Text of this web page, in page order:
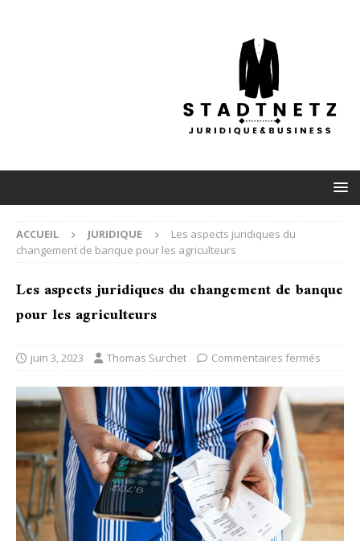
ACCUEIL JURIDIQUE
Les aspects juridiques du
changement de banque pour les agriculteurs
Les aspects juridiques du changement de banque
pour les agriculteurs
juin 3, 2023 Thomas Surchet Commentaires fermés